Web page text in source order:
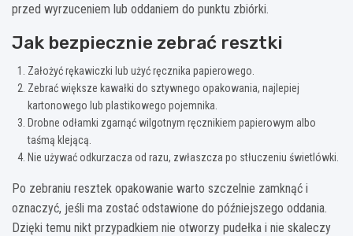
przed wyrzuceniem lub oddaniem do punktu zbiórki.
Jak bezpiecznie zebrać resztki
Założyć rękawiczki lub użyć ręcznika papierowego.
Zebrać większe kawałki do sztywnego opakowania, najlepiej
kartonowego lub plastikowego pojemnika.
Drobne odłamki zgarnąć wilgotnym ręcznikiem papierowym albo
taśmą klejącą.
Nie używać odkurzacza od razu, zwłaszcza po stłuczeniu świetlówki.
Po zebraniu resztek opakowanie warto szczelnie zamknąć i
oznaczyć, jeśli ma zostać odstawione do późniejszego oddania.
Dzięki temu nikt przypadkiem nie otworzy pudełka i nie skaleczy